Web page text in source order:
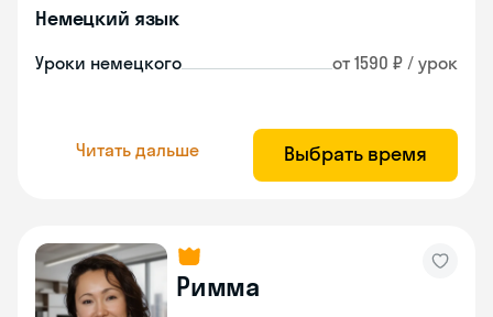
Немецкий язык
Уроки немецкого от 1590 ₽ / урок
Читать дальше Выбрать время
Римма